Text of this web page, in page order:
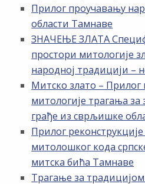
Прилог проучавању
области Тамнаве
ЗНАЧЕЊЕ ЗЛАТА
простори митологије
народној традицији –
Митско злато – Прилог
митологије трагања
грађе из сврљишке
Прилог
митолошког кода
митска бића Тамнаве
Трагање за